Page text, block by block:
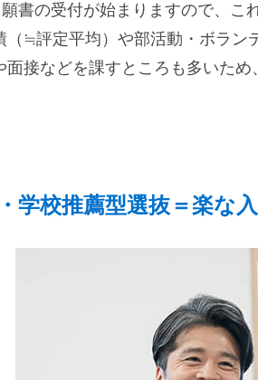
書の受付が始まりますので、こ
（≒評定平均）や部活動・ボラン
面接などを課すところも多いた
学校推薦型選抜＝楽な